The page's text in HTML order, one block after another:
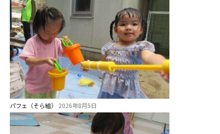
パフェ（そら組） 2026年8月5日